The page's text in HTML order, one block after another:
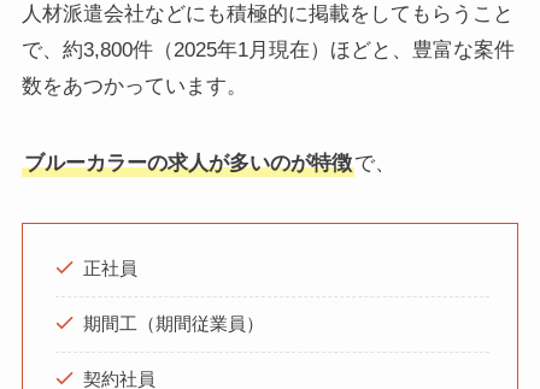
人材派遣会社などにも積極的に掲載をしてもらうこと
で、約3,800件（2025年1月現在）ほどと、豊富な案件
数をあつかっています。
ブルーカラーの求人が多いのが特徴で、
正社員
期間工（期間従業員）
契約社員